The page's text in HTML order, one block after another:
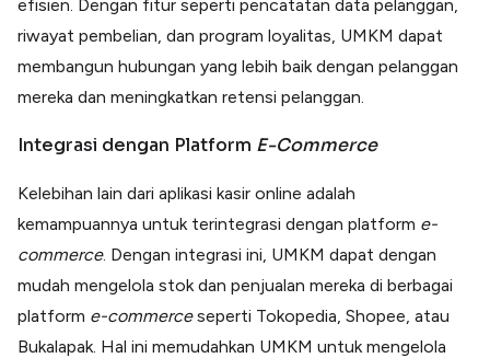
efisien. Dengan fitur seperti pencatatan data pelanggan,
riwayat pembelian, dan program loyalitas, UMKM dapat
membangun hubungan yang lebih baik dengan pelanggan
mereka dan meningkatkan retensi pelanggan.
Integrasi dengan Platform E-Commerce
Kelebihan lain dari aplikasi kasir online adalah
kemampuannya untuk terintegrasi dengan platform e-
commerce. Dengan integrasi ini, UMKM dapat dengan
mudah mengelola stok dan penjualan mereka di berbagai
platform e-commerceseperti Tokopedia, Shopee, atau
Bukalapak. Hal ini memudahkan UMKM untuk mengelola